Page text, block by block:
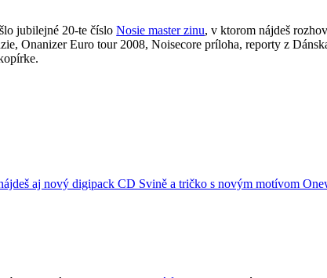
jubilejné 20-te čísloNosie master zinu, v ktorom nájdeš
Onanizer Euro tour 2008, Noisecore príloha, reporty z
aj nový digipack CD Svině a tričko s novým motívom